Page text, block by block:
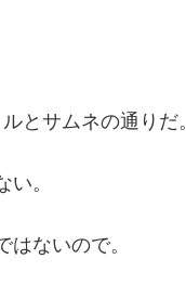
とサムネの通りだ。
。
ないので。